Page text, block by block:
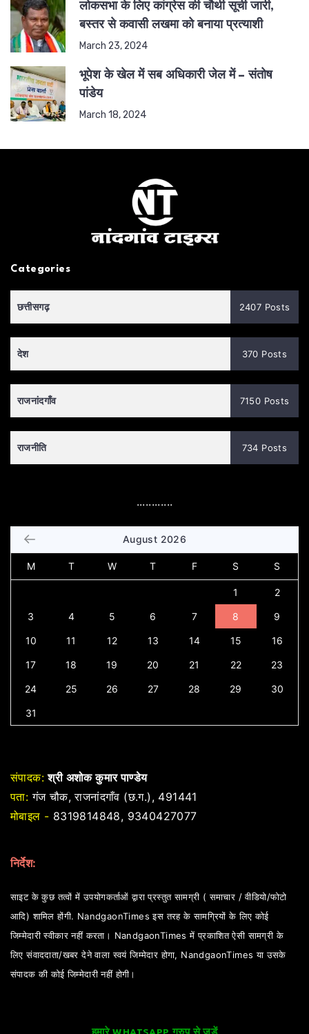
लोकसभा के लिए कांग्रेस की चौथी सूची जारी,
बस्तर से कवासी लखमा को बनाया प्रत्याशी
March 23, 2024
भूपेश के खेल में सब अधिकारी जेल में – संतोष
पांडेय
March 18, 2024
Categories
छत्तीसगढ़ 2407 Posts
देश 370 Posts
राजनांदगाँव 7150 Posts
राजनीति 734 Posts
............
August 2026
M T W T F S S
1 2
3 4 5 6 7 8 9
10 11 12 13 14 15 16
17 18 19 20 21 22 23
24 25 26 27 28 29 30
31
संपादक: श्री अशोक कुमार पाण्डेय
पता: गंज चौक, राजनांदगाँव (छ.ग.), 491441
मोबाइल - 8319814848, 9340427077
निर्देश:
साइट के कुछ तत्वों में उपयोगकर्ताओं द्वारा प्रस्तुत सामग्री ( समाचार / वीडियो/फोटो
आदि) शामिल होंगी. NandgaonTimes इस तरह के सामग्रियों के लिए कोई
जिम्मेदारी स्वीकार नहीं करता। NandgaonTimes में प्रकाशित ऐसी सामग्री के
लिए संवाददाता/खबर देने वाला स्वयं जिम्मेदार होगा, NandgaonTimes या उसके
संपादक की कोई जिम्मेदारी नहीं होगी।